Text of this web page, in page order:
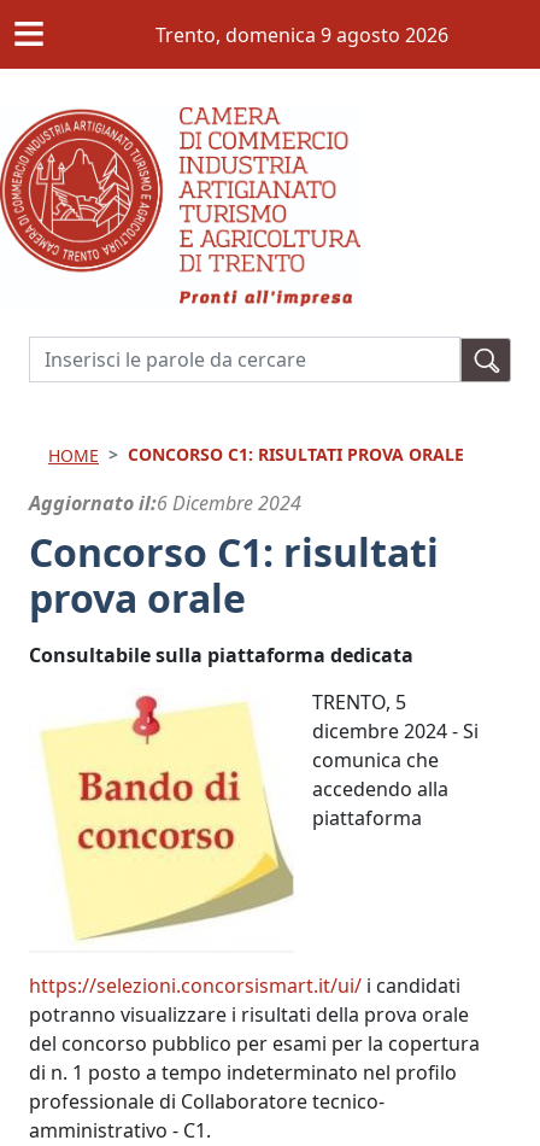
≡ Trento, domenica 9 agosto 2026
Cerca
HOME CONCORSO C1: RISULTATI PROVA ORALE
Aggiornato il 6 Dicembre 2024
Concorso C1: risultati
prova orale
Consultabile sulla piattaforma dedicata
TRENTO, 5
dicembre 2024 - Si
comunica che
accedendo alla
piattaforma
https://selezioni.concorsismart.it/ui/ i candidati
potranno visualizzare i risultati della prova orale
del concorso pubblico per esami per la copertura
di n. 1 posto a tempo indeterminato nel profilo
professionale di Collaboratore tecnico-
amministrativo - C1.